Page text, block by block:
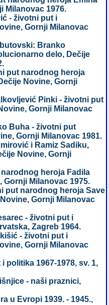
Milanovac 1976.
- životni put i
Gornji Milanovac
Branko
delo, Dečije
put narodnog heroja
Novine, Gornji
Pinki - životni put
Gornji Milanovac
Buha - životni put
Gornji Milanovac 1981.
i Ramiz Sadiku,
Novine, Gornji
heroja Fadila
Gornji Milanovac 1975.
put narodnog heroja Save
Gornji Milanovac
- životni put i
Zagreb 1964.
- životni put i
Gornji Milanovac
1967-1978, sv. 1,
- naši praznici,
u Evropi 1939. - 1945.,